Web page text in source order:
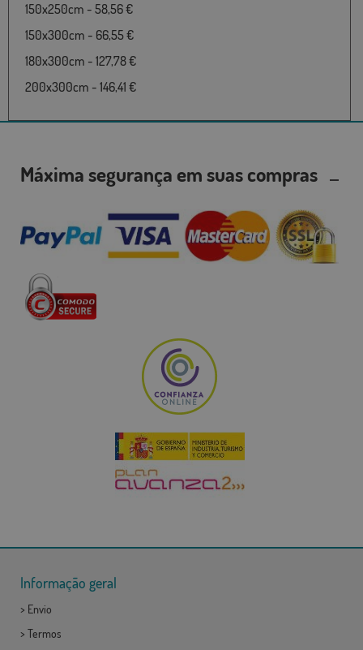
150x250cm - 58,56 €
150x300cm - 66,55 €
180x300cm - 127,78 €
200x300cm - 146,41 €
Máxima segurança em suas compras
Informação geral
> Envio
> Termos